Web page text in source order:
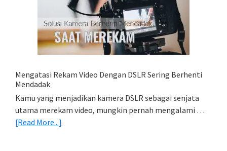
Foto
Di
HP
(Export
Import
Mengatasi Rekam Video Dengan DSLR Sering Berhenti
Mendadak
Kamu yang menjadikan kamera DSLR sebagai senjata
utama merekam video, mungkin pernah mengalami …
[Read More...]